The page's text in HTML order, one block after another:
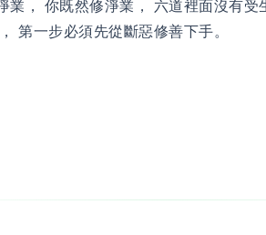
業， 你既然修淨業， 六道裡面沒有
第一步必須先從斷惡修善下手。